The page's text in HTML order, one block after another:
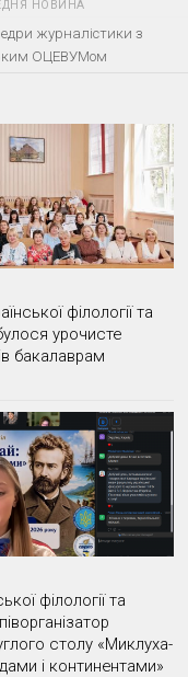
НОВИНА
журналістики з
ОЦЕВУМом
філології та
урочисте
бакалаврам
філології та
столу «Миклуха-
і континентами»